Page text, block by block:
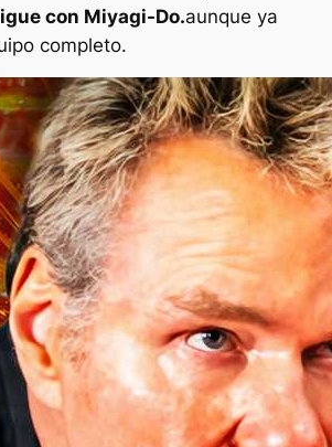
con Miyagi-Do.aunque ya
completo.